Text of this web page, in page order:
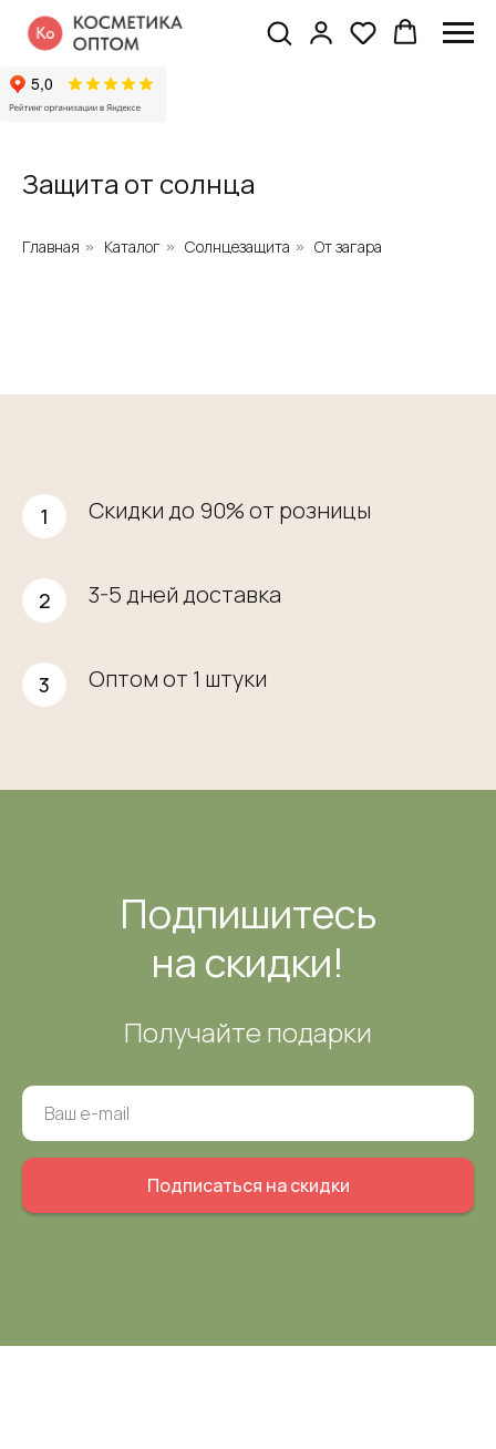
Защита от солнца
Главная » Каталог » Солнцезащита » От загара
Скидки до 90% от розницы
3-5 дней доставка
Оптом от 1 штуки
Подпишитесь
на скидки!
Получайте подарки
Подписаться на скидки